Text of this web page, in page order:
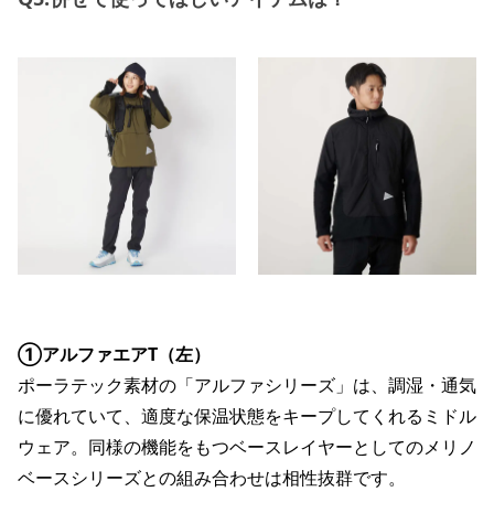
①アルファエアT（左）
ポーラテック素材の「アルファシリーズ」は、調湿・通気
に優れていて、適度な保温状態をキープしてくれるミドル
ウェア。同様の機能をもつベースレイヤーとしてのメリノ
ベースシリーズとの組み合わせは相性抜群です。